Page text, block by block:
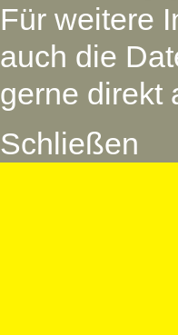
Für weitere
auch die
gerne direkt
Schließen